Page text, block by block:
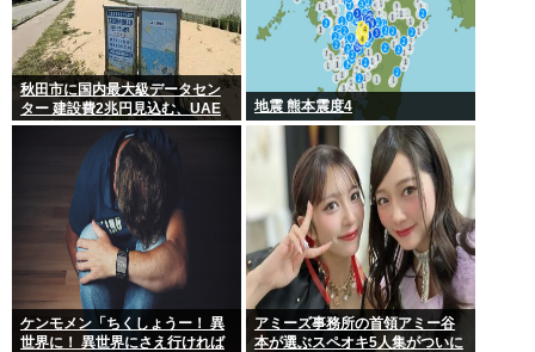
秋田市に国内最大級データセン
ター 建設費2兆円見込む、UAE
など投資
地震 熊本震度4
ケンモメン「ちくしょうー！ 異
世界に！ 異世界にさえ行ければ
アミーズ事務所の首領アミー谷
本が選ぶスペオキ5人集がついに